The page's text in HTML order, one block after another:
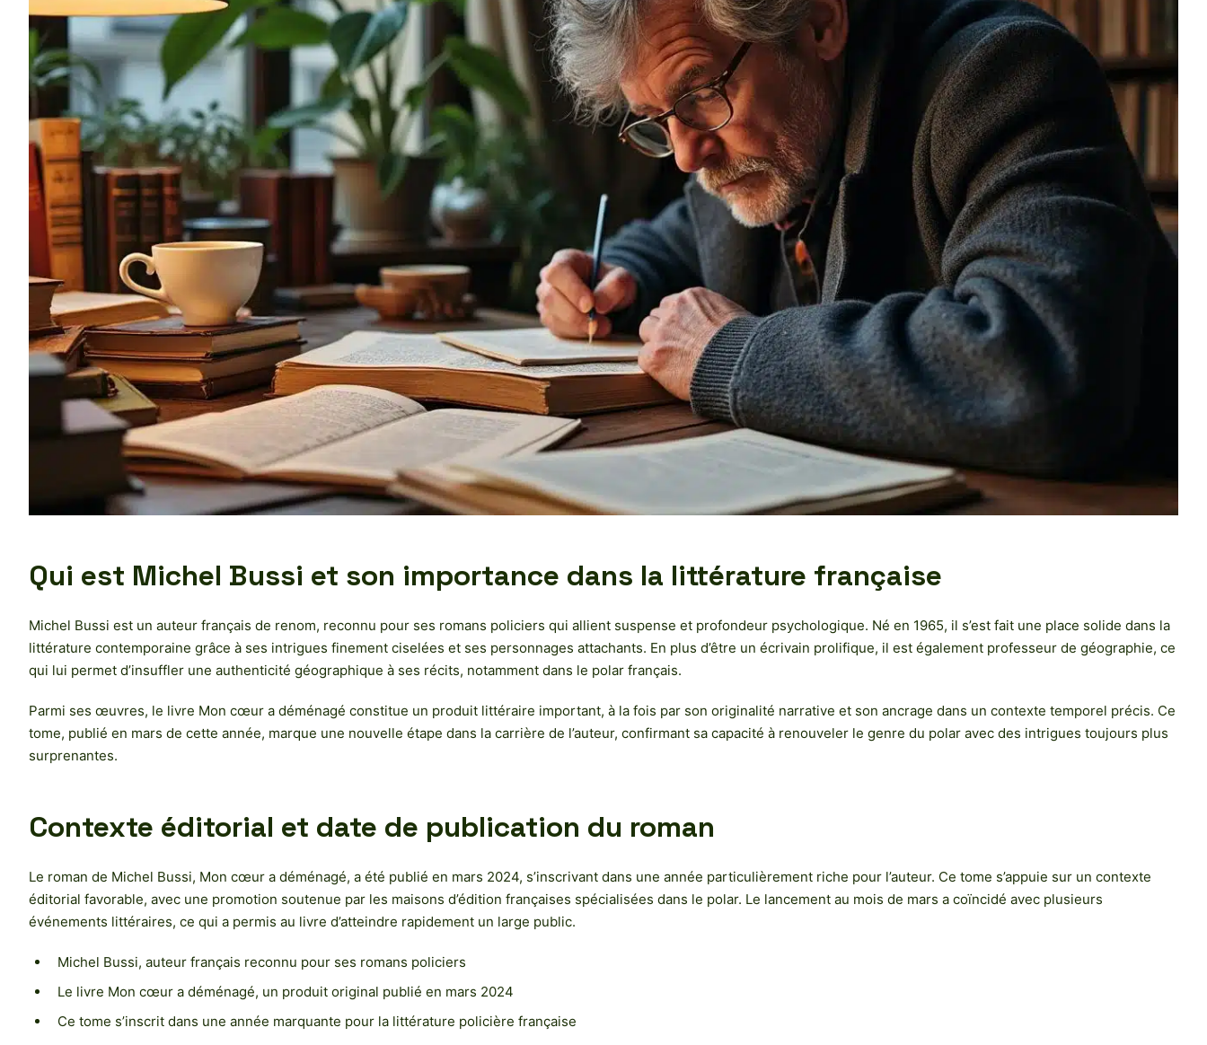
Qui est Michel Bussi et son importance dans la littérature française
Michel Bussi est un auteur français de renom, reconnu pour ses romans policiers qui allient suspense et profondeur psychologique. Né en 1965, il s’est fait une place solide dans la
littérature contemporaine grâce à ses intrigues finement ciselées et ses personnages attachants. En plus d’être un écrivain prolifique, il est également professeur de géographie, ce
qui lui permet d’insuffler une authenticité géographique à ses récits, notamment dans le polar français.
Parmi ses œuvres, le livre Mon cœur a déménagé constitue un produit littéraire important, à la fois par son originalité narrative et son ancrage dans un contexte temporel précis. Ce
tome, publié en mars de cette année, marque une nouvelle étape dans la carrière de l’auteur, confirmant sa capacité à renouveler le genre du polar avec des intrigues toujours plus
surprenantes.
Contexte éditorial et date de publication du roman
Le roman de Michel Bussi, Mon cœur a déménagé, a été publié en mars 2024, s’inscrivant dans une année particulièrement riche pour l’auteur. Ce tome s’appuie sur un contexte
éditorial favorable, avec une promotion soutenue par les maisons d’édition françaises spécialisées dans le polar. Le lancement au mois de mars a coïncidé avec plusieurs
événements littéraires, ce qui a permis au livre d’atteindre rapidement un large public.
Michel Bussi, auteur français reconnu pour ses romans policiers
Le livre Mon cœur a déménagé, un produit original publié en mars 2024
Ce tome s’inscrit dans une année marquante pour la littérature policière française